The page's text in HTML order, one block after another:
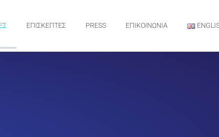
ΕΠΙΣΚΕΠΤΕΣ PRESS ΕΠΙΚΟΙΝΩΝΙΑ